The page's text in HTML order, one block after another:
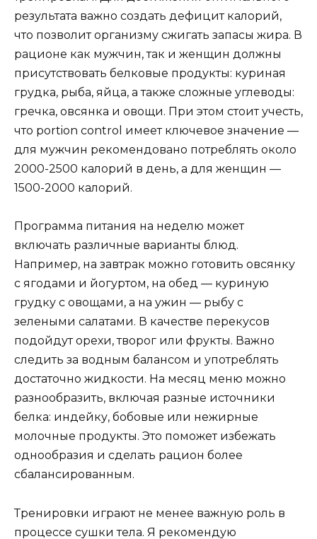
результата важно создать дефицит калорий,
что позволит организму сжигать запасы жира. В
рационе как мужчин, так и женщин должны
присутствовать белковые продукты: куриная
грудка, рыба, яйца, а также сложные углеводы:
гречка, овсянка и овощи. При этом стоит учесть,
что portion control имеет ключевое значение —
для мужчин рекомендовано потреблять около
2000-2500 калорий в день, а для женщин —
1500-2000 калорий.
Программа питания на неделю может
включать различные варианты блюд.
Например, на завтрак можно готовить овсянку
с ягодами и йогуртом, на обед — куриную
грудку с овощами, а на ужин — рыбу с
зелеными салатами. В качестве перекусов
подойдут орехи, творог или фрукты. Важно
следить за водным балансом и употреблять
достаточно жидкости. На месяц меню можно
разнообразить, включая разные источники
белка: индейку, бобовые или нежирные
молочные продукты. Это поможет избежать
однообразия и сделать рацион более
сбалансированным.
Тренировки играют не менее важную роль в
процессе сушки тела. Я рекомендую